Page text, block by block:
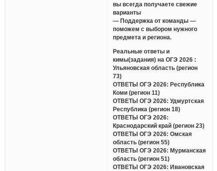
вы всегда получаете свежие
варианты
— Поддержка от команды —
поможем с выбором нужного
предмета и региона.
Реальные ответы и
кимы(задания) на ОГЭ 2026 :
Ульяновская область (регион
73)
ОТВЕТЫ ОГЭ 2026: Республика
Коми (регион 11)
ОТВЕТЫ ОГЭ 2026: Удмуртская
Республика (регион 18)
ОТВЕТЫ ОГЭ 2026:
Краснодарский край (регион 23)
ОТВЕТЫ ОГЭ 2026: Омская
область (регион 55)
ОТВЕТЫ ОГЭ 2026: Мурманская
область (регион 51)
ОТВЕТЫ ОГЭ 2026: Ивановская